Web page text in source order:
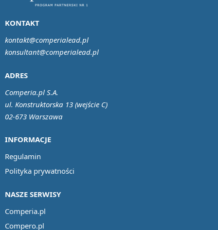
INFORMACJE
Regulamin
Polityka prywatności
NASZE SERWISY
Comperia.pl
Compero.pl
ADRES
Comperia.pl S.A.
ul. Konstruktorska 13 (wejście C)
02-673 Warszawa
KONTAKT
kontakt@comperialead.pl
konsultant@comperialead.pl